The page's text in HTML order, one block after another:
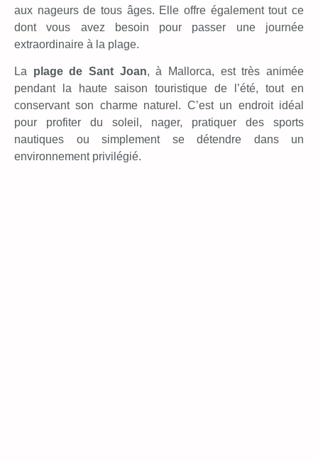
aux nageurs de tous âges. Elle offre également tout ce
dont vous avez besoin pour passer une journée
extraordinaire à la plage.
La plage de Sant Joan, à Mallorca, est très animée
pendant la haute saison touristique de l’été, tout en
conservant son charme naturel. C’est un endroit idéal
pour profiter du soleil, nager, pratiquer des sports
nautiques ou simplement se détendre dans un
environnement privilégié.